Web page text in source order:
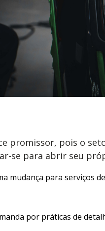
pois o
se para abrir seu
para serviços
por práticas de